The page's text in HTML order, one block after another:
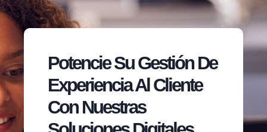
Potencie Su Gestión De
Experiencia Al Cliente
Con Nuestras